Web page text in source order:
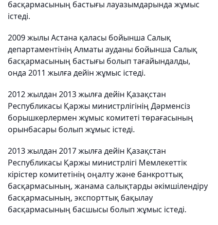
басқармасының бастығы лауазымдарында жұмыс
істеді.
2009 жылы Астана қаласы бойынша Салық
департаментінің Алматы ауданы бойынша Салық
басқармасының бастығы болып тағайындалды,
онда 2011 жылға дейін жұмыс істеді.
2012 жылдан 2013 жылға дейін Қазақстан
Республикасы Қаржы министрлігінің Дәрменсіз
борышкерлермен жұмыс комитеті төрағасының
орынбасары болып жұмыс істеді.
2013 жылдан 2017 жылға дейін Қазақстан
Республикасы Қаржы министрлігі Мемлекеттік
кірістер комитетінің оңалту және банкроттық
басқармасының, жанама салықтарды әкімшілендіру
басқармасының, экспорттық бақылау
басқармасының басшысы болып жұмыс істеді.